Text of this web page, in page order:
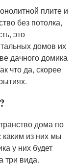
плите и
без потолка,
это
домов их
дачного домика
что да, скорее
дома по
каким из них мы
у них будет
три вида.